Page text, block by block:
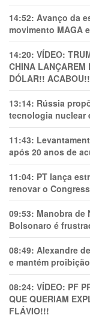
14:52: Avanço da
movimento MAGA
14:20: VÍDEO:
CHINA LANÇAREM
DÓLAR!! ACABOU!!
13:14: Rússia
tecnologia nuclear
11:43:
após 20 anos de
11:04: PT lança
renovar o
09:53: Manobra de
Bolsonaro é
08:49: Alexandre
e mantém
08:24: VÍDEO: PF
QUE QUERIAM
FLÁVIO!!!